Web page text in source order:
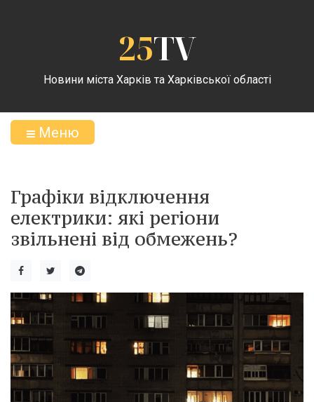
25TV
Новини міста Харків та Харківської області
Меню
Графіки відключення
електрики: які регіони
звільнені від обмежень?